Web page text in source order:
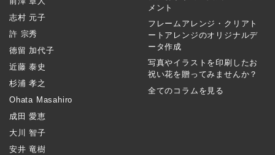
志村 元子
許 宗秀
徳留 加代子
近藤 泰史
杉浦 孝之
Ohata Masahiro
成田 愛恵
大川 智子
安井 竜樹
メント
フレームアレンジ・クリアト
ートアレンジのオリジナルデ
ータ作成
写真やイラストを印刷したお
祝い花を贈ってみませんか？
全てのコラムを見る